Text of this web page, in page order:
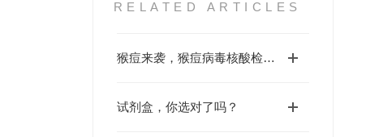
RELATED ARTICLES
猴痘来袭，猴痘病毒核酸检测试剂盒还会远吗？
试剂盒，你选对了吗？